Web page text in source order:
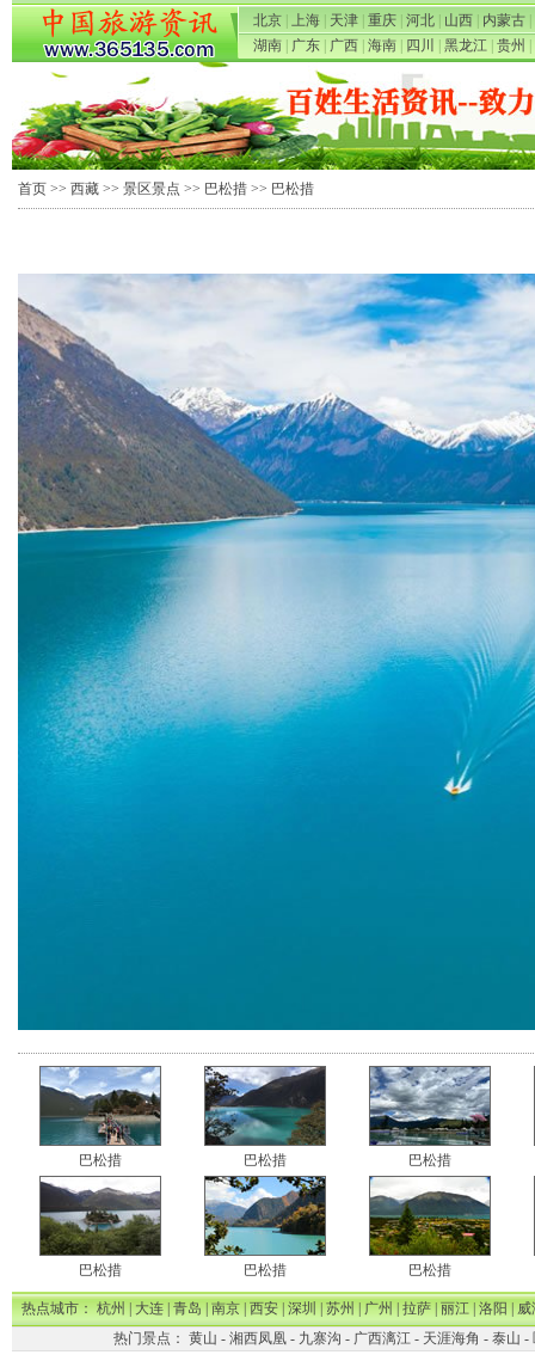
北京 上海 天津 重庆 河北 山西 内蒙古
湖南
广东 广西 海南 四川 黑龙江 贵州
首页 >> 西藏 >> 景区景点 >> 巴松措 >> 巴松措
巴松措 巴松措 巴松措
巴松措 巴松措 巴松措
热点城市：杭州|大连|青岛|南京|西安|深圳|苏州|广州|拉萨|丽江|洛阳|威
热门景点： 黄山 - 湘西凤凰- 九寨沟 - 广西漓江- 天涯海角 - 泰山 -